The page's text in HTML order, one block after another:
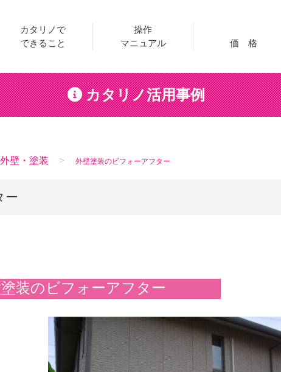
カタリノで
できること
操作
マニュアル
価 格
カタリノ活用事例
外壁・塗装 外壁塗装のビフォーアフター
ー
装のビフォーアフター